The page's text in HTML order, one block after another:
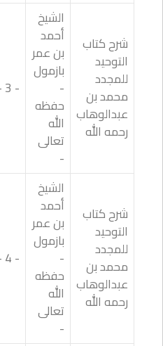
شرح كتاب
التوحيد
للمجدد
محمد بن
عبدالوهاب
رحمه الله
الشيخ
أحمد
بن عمر
بازمول
-
حفظه
الله
تعالى
-
- 3 -
شرح كتاب
التوحيد
للمجدد
محمد بن
عبدالوهاب
رحمه الله
الشيخ
أحمد
بن عمر
بازمول
-
حفظه
الله
تعالى
-
- 4 -